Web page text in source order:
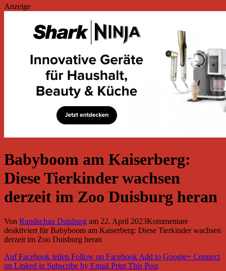
Anzeige
Babyboom am Kaiserberg:
Diese Tierkinder wachsen
derzeit im Zoo Duisburg heran
Von Rundschau Duisburg am 22. April 2023Kommentare
deaktiviertfür Babyboom am Kaiserberg: Diese Tierkinder wachsen
derzeit im Zoo Duisburg heran
Auf Facebook teilen Follow on FacebookAdd to Google+ Connect
on Linked in Subscribe by Email Print This Post